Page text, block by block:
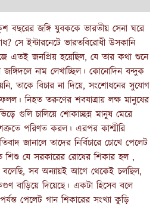
বছরের জঙ্গি যুবককে ভারতীয় সেনা ঘরে
সে ইন্টারনেটে ভারতবিরোধী উসকানি
এতই জনপ্রিয় হয়েছিল, যে তার কথা শুনে
জঙ্গিদলে নাম লেখাচ্ছিল। কোনোদিন বন্দুক
তাকে বিচার না দিয়ে, সংশোধনের সুযোগ
নিহত তরুণের শবযাত্রায় লক্ষ মানুষের
গুলি চালিয়ে শোকাচ্ছন্ন মানুষ মেরে
পরিণত করল। এরপর কাশ্মীরি
জানালে তাদের নির্বিচারে চোখে পেলেট
যে সরকারের রোষের শিকার হল ,
সব অন্যায়ই আগে থেকেই চলছিল,
বাড়িয়ে দিয়েছে। একটা হিসেব বলে
পেলেট গান শিকারের সংখ্যা কুড়ি